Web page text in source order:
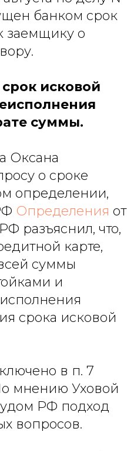
банком срок
заемщику о
исковой
суммы.
Оксана
о сроке
определении,
Определения от
разъяснил, что,
карте,
суммы
и
срока исковой
в п. 7
мнению Уховой
РФ подход
вопросов.